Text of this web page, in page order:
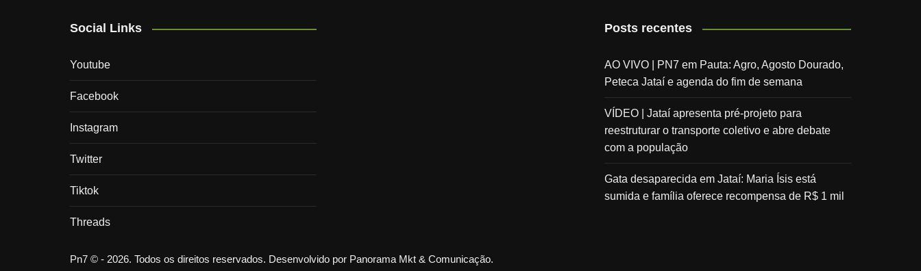
Social Links
Youtube
Facebook
Instagram
Twitter
Tiktok
Threads
Posts recentes
AO VIVO | PN7 em Pauta: Agro, Agosto Dourado,
Peteca Jataí e agenda do fim de semana
VÍDEO | Jataí apresenta pré-projeto para
reestruturar o transporte coletivo e abre debate
com a população
Gata desaparecida em Jataí: Maria Ísis está
sumida e família oferece recompensa de R$ 1 mil
Pn7 © - 2026. Todos os direitos reservados. Desenvolvido por Panorama Mkt & Comunicação.